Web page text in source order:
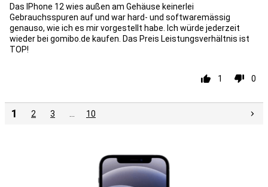
Das IPhone 12 wies außen am Gehäuse keinerlei
Gebrauchsspuren auf und war hard- und softwaremässig
genauso, wie ich es mir vorgestellt habe. Ich würde jederzeit
wieder bei gomibo.de kaufen. Das Preis Leistungsverhältnis ist
TOP!
1 0
1 2 3 10